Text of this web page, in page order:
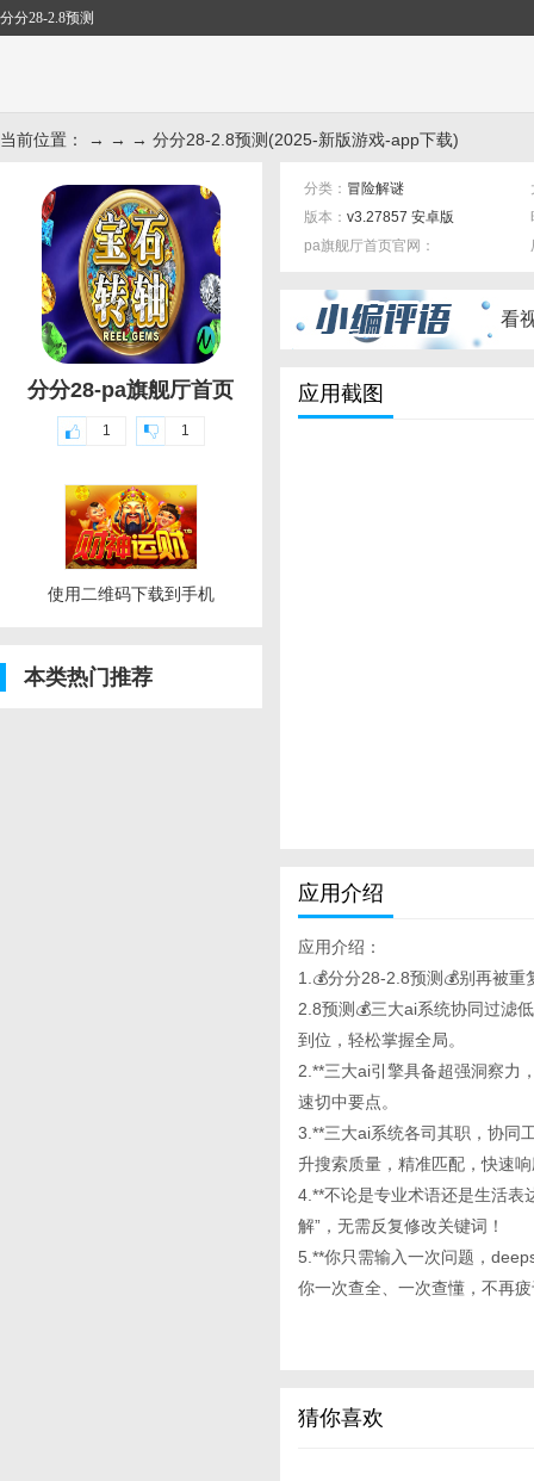
分分28-2.8预测
当前位置： → → → 分分28-2.8预测(2025-新版游戏-app下载)
分分28-pa旗舰厅首页
1 1
使用二维码下载到手机
本类热门推荐
分类： 冒险解谜
版本： v3.27857 安卓版
pa旗舰厅首页官网：
看
应用截图
应用介绍
应用介绍：
1.💰分分28-2.8预测💰别再被
2.8预测💰三大ai系统协同过滤
到位，轻松掌握全局。
2.**三大ai引擎具备超强洞察力
速切中要点。
3.**三大ai系统各司其职，协同
升搜索质量，精准匹配，快速
4.**不论是专业术语还是生活表
解”，无需反复修改关键词！
5.**你只需输入一次问题，
你一次查全、一次查懂，不再
猜你喜欢